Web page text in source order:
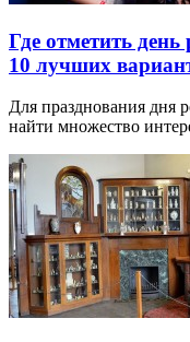
Где отметить
10 лучших
Для празднования дня
найти множество